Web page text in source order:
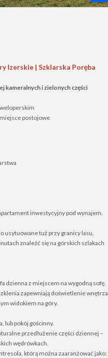
Izerskie | Szklarska Poręba
kameralnych i zielonych części
postojowe
inwestycyjny pod wynajem.
usytuowane tuż przy granicy lasu,
znaleźć się na górskich szlakach
dzienna z miejscem na wygodną sofę,
zapewniają doświetlenie wnętrza
widokiem na góry.
lub pokój gościnny.
przedłużenie części dziennej –
wędrówkach.
którą można zaaranżować jako: